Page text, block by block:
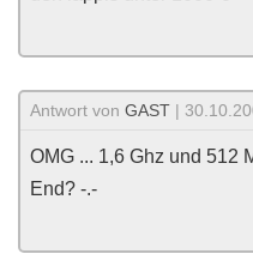
Antwort von GAST |
OMG ... 1,6 Ghz und 512
End? -.-